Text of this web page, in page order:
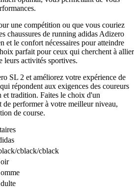
une compétition ou que vous couriez
chaussures de running adidas Adizero
et le confort nécessaires pour atteindre
parfait pour ceux qui cherchent à allier
leurs activités sportives.
SL 2 et améliorez votre expérience de
répondent aux exigences des coureurs
tradition. Faites le choix d'un
de performer à votre meilleur niveau,
de course.
cblack/cblack